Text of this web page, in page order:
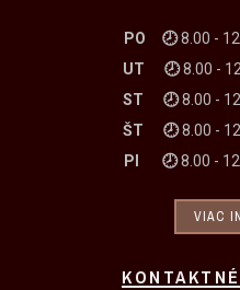
PO 🕗8.00 -
UT
🕗8.00 -
ST 🕗8.00 -
ŠT
🕗8.00 -
PI
🕗8.00 -
VIAC